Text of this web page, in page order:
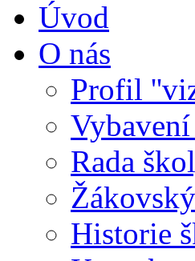
Úvod
O nás
Profil
Rada
Historie